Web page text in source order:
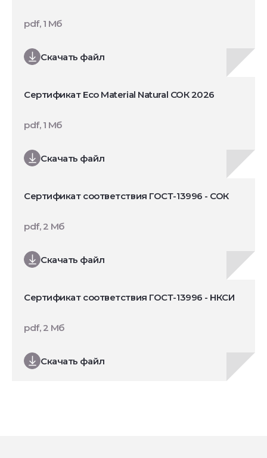
Скачать файл
pdf, 1 Мб
Сертификат Eco Material Natural СОК 2026
Скачать файл
pdf, 1 Мб
Сертификат соответствия ГОСТ-13996 - СОК
Скачать файл
pdf, 2 Мб
Сертификат соответствия ГОСТ-13996 - НКСИ
Скачать файл
pdf, 2 Мб